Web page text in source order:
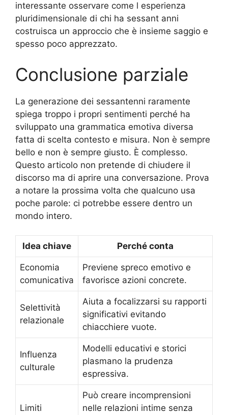
interessante osservare come l esperienza
pluridimensionale di chi ha sessant anni
costruisca un approccio che è insieme saggio e
spesso poco apprezzato.
Conclusione parziale
La generazione dei sessantenni raramente
spiega troppo i propri sentimenti perché ha
sviluppato una grammatica emotiva diversa
fatta di scelta contesto e misura. Non è sempre
bello e non è sempre giusto. È complesso.
Questo articolo non pretende di chiudere il
discorso ma di aprire una conversazione. Prova
a notare la prossima volta che qualcuno usa
poche parole: ci potrebbe essere dentro un
mondo intero.
Idea chiave Perché conta
Economia
comunicativa
Previene spreco emotivo e
favorisce azioni concrete.
Selettività
relazionale
Aiuta a focalizzarsi su rapporti
significativi evitando
chiacchiere vuote.
Influenza
culturale
Modelli educativi e storici
plasmano la prudenza
espressiva.
Limiti
Può creare incomprensioni
nelle relazioni intime senza